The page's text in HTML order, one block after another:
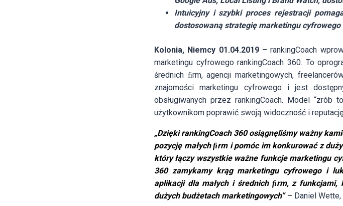
Intuicyjny i szybki proces rejestracji
dostosowaną strategię marketingu
Kolonia, Niemcy 01.04.2019 –rankingCoach
marketingu cyfrowego rankingCoach 360. To
średnich ﬁrm, agencji marketingowych,
znajomości marketingu cyfrowego i jest
obsługiwanych przez rankingCoach. Model “zrób
użytkownikom poprawić swoją widoczność i
„Dzięki rankingCoach 360 osiągnęliśmy ważny
pozycję małych ﬁrm i pomóc im konkurować z
który łączy wszystkie ważne funkcje marketingu
360 zamykamy krąg marketingu cyfrowego i
aplikacji dla małych i średnich ﬁrm, z
dużych budżetach marketingowych” – Daniel Wette,